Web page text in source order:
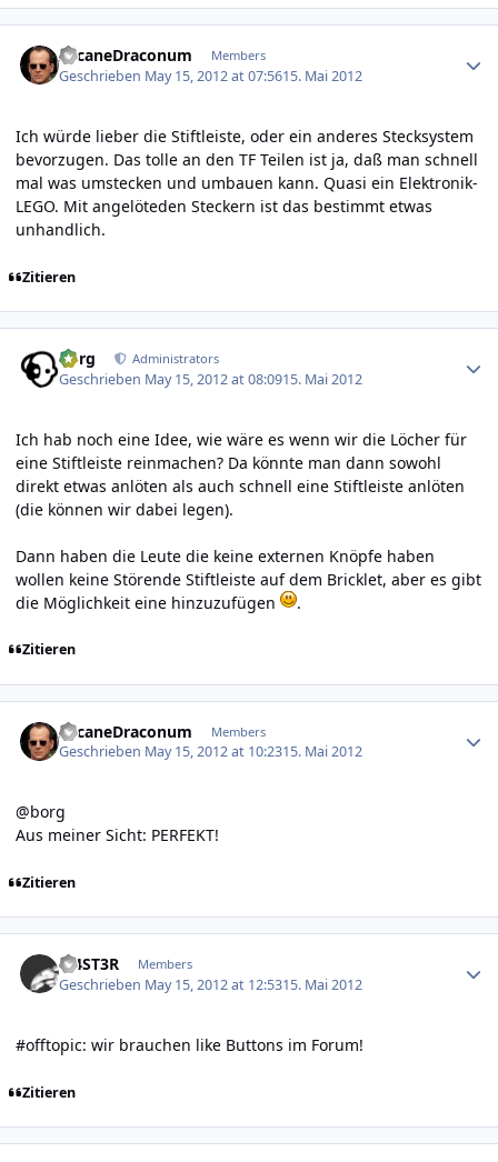
ArcaneDraconum Members
Geschrieben May 15, 2012 at 07:5615. Mai 2012
Ich würde lieber die Stiftleiste, oder ein anderes Stecksystem
bevorzugen. Das tolle an den TF Teilen ist ja, daß man schnell
mal was umstecken und umbauen kann. Quasi ein Elektronik-
LEGO. Mit angelöteden Steckern ist das bestimmt etwas
unhandlich.
Zitieren
borg Administrators
Geschrieben May 15, 2012 at 08:0915. Mai 2012
Ich hab noch eine Idee, wie wäre es wenn wir die Löcher für
eine Stiftleiste reinmachen? Da könnte man dann sowohl
direkt etwas anlöten als auch schnell eine Stiftleiste anlöten
(die können wir dabei legen).
Dann haben die Leute die keine externen Knöpfe haben
wollen keine Störende Stiftleiste auf dem Bricklet, aber es gibt
die Möglichkeit eine hinzuzufügen
.
Zitieren
ArcaneDraconum Members
Geschrieben May 15, 2012 at 10:2315. Mai 2012
@borg
Aus meiner Sicht: PERFEKT!
Zitieren
M4ST3R Members
Geschrieben May 15, 2012 at 12:5315. Mai 2012
#offtopic: wir brauchen like Buttons im Forum!
Zitieren